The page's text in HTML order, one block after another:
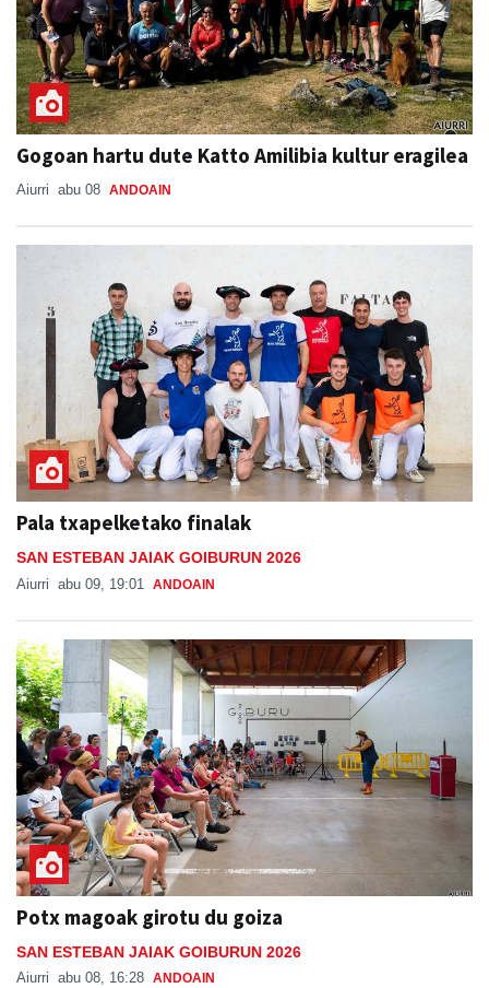
Gogoan hartu dute Katto Amilibia kultur eragilea
Aiurri abu 08 ANDOAIN
Pala txapelketako finalak
SAN ESTEBAN JAIAK GOIBURUN 2026
Aiurri abu 09, 19:01 ANDOAIN
Potx magoak girotu du goiza
SAN ESTEBAN JAIAK GOIBURUN 2026
Aiurri abu 08, 16:28 ANDOAIN